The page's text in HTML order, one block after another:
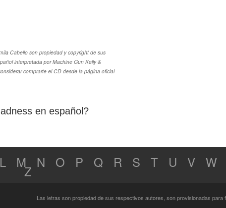
Cabello son propiedad y copyright de sus
interpretada por Machine Gun Kelly &
comprarte el CD desde la página oficial
en español?
L M N O P Q R S T U V W
Z
Las letras son propiedad de sus respectivos autores, son provisionadas para